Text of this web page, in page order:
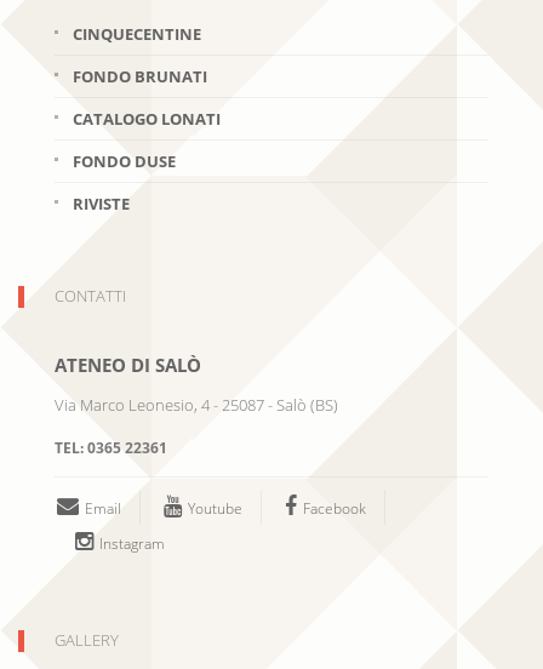
CINQUECENTINE
FONDO BRUNATI
CATALOGO LONATI
FONDO DUSE
RIVISTE
CONTATTI
ATENEO DI SALÒ
Via Marco Leonesio, 4- 25087- Salò (BS)
TEL:0365 22361
Email Youtube
Facebook
Instagram
GALLERY